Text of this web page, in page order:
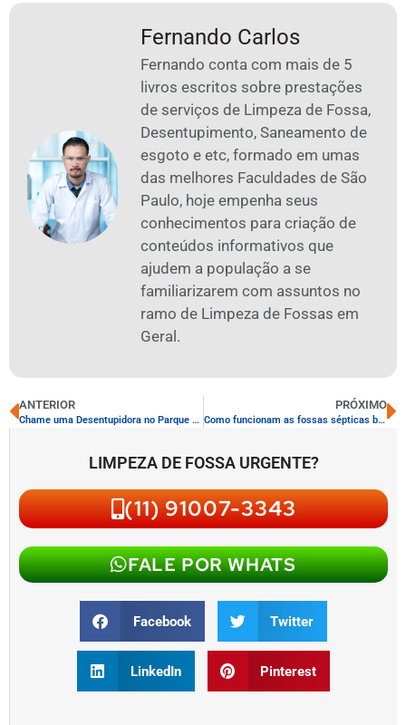
Fernando Carlos
Fernando conta com mais de 5
livros escritos sobre prestações
de serviços de Limpeza de Fossa,
Desentupimento, Saneamento de
esgoto e etc, formado em umas
das melhores Faculdades de São
Paulo, hoje empenha seus
conhecimentos para criação de
conteúdos informativos que
ajudem a população a se
familiarizarem com assuntos no
ramo de Limpeza de Fossas em
Geral.
ANTERIOR
Chame uma Desentupidora no Parque Residencial das Camélias em bauru?
PRÓXIMO
Como funcionam as fossas sépticas biodigestoras?
LIMPEZA DE FOSSA URGENTE?
(11) 91007-3343
FALE POR WHATS
Facebook Twitter
LinkedIn Pinterest